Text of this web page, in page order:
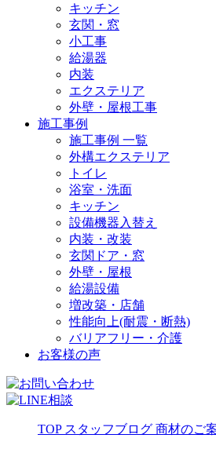
キッチン
玄関・窓
小工事
給湯器
内装
エクステリア
外壁・屋根工事
施工事例
施工事例 一覧
外構エクステリア
トイレ
浴室・洗面
キッチン
設備機器入替え
内装・改装
玄関ドア・窓
外壁・屋根
給湯設備
増改築・店舗
性能向上(耐震・断熱)
バリアフリー・介護
お客様の声
TOP スタッフブログ 商材のご